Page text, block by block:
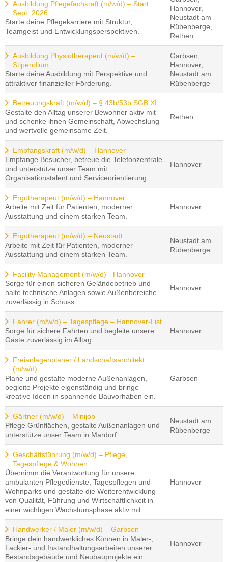
Ausbildung Pflegefachkraft (m/w/d) – Start
Sept. 2026
Starte deine Pflegekarriere mit Struktur,
Teamgeist und Entwicklungsperspektiven.
Hannover,
Neustadt am
Rübenberge,
Rethen
Ausbildung Physiotherapeut (m/w/d) –
Stipendium
Starte deine Ausbildung mit Perspektive und
attraktiver finanzieller Förderung.
Garbsen,
Hannover,
Neustadt am
Rübenberge
Betreuungskraft (m/w/d) – § 43b/53b SGB XI
Gestalte den Alltag unserer Bewohner aktiv mit
und schenke ihnen Gemeinschaft, Abwechslung
und wertvolle gemeinsame Zeit.
Rethen
Empfangskraft (m/w/d) – Hannover
Empfange Besucher, betreue die Telefonzentrale
und unterstütze unser Team mit
Organisationstalent und Serviceorientierung.
Hannover
Ergotherapeut (m/w/d) – Hannover
Arbeite mit Zeit für Patienten, moderner
Ausstattung und einem starken Team.
Hannover
Ergotherapeut (m/w/d) – Neustadt
Arbeite mit Zeit für Patienten, moderner
Ausstattung und einem starken Team.
Neustadt am
Rübenberge
Facility Management (m/w/d) - Hannover
Sorge für einen sicheren Geländebetrieb und
halte technische Anlagen sowie Außenbereiche
zuverlässig in Schuss.
Hannover
Fahrer (m/w/d) – Tagespflege – Hannover-List
Sorge für sichere Fahrten und begleite unsere
Gäste zuverlässig im Alltag.
Hannover
Freianlagenplaner / Landschaftsarchitekt
(m/w/d)
Plane und gestalte moderne Außenanlagen,
begleite Projekte eigenständig und bringe
kreative Ideen in spannende Bauvorhaben ein.
Garbsen
Gärtner (m/w/d) – Minijob
Pflege Grünflächen, gestalte Außenanlagen und
unterstütze unser Team in Mardorf.
Neustadt am
Rübenberge
Geschäftsführung (m/w/d) – Pflege,
Tagespflege & Wohnen
Übernimm die Verantwortung für unsere
ambulanten Pflegedienste, Tagespflegen und
Wohnparks und gestalte die Weiterentwicklung
von Qualität, Führung und Wirtschaftlichkeit in
einer wichtigen Wachstumsphase aktiv mit.
Hannover
Handwerker / Maler (m/w/d) – Garbsen
Bringe dein handwerkliches Können in Maler-,
Lackier- und Instandhaltungsarbeiten unserer
Bestandsgebäude und Neubauprojekte ein.
Hannover